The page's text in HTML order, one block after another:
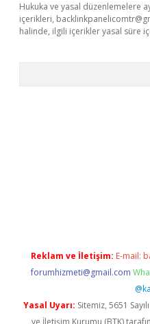
Hukuka ve yasal düzenlemelere
içerikleri,
halinde, ilgili içerikler yasal süre
Reklam ve İletişim: E-mail:
forumhizmeti@gmail.com
Yasal Uyarı: Sitemiz, 5651
ve İletişim Kurumu (BTK)